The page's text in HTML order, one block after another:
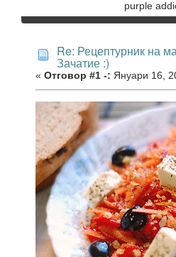
purple
Re: Рецептурник на
Зачатие :)
« Отговор #1 -: Януари 16,